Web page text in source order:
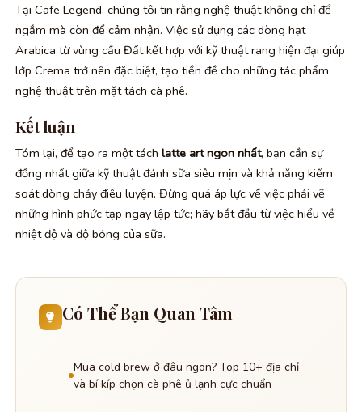
Tại Cafe Legend, chúng tôi tin rằng nghệ thuật không chỉ để
ngắm mà còn để cảm nhận. Việc sử dụng các dòng hạt
Arabica từ vùng cầu Đất kết hợp với kỹ thuật rang hiện đại giúp
lớp Crema trở nên đặc biệt, tạo tiền đề cho những tác phẩm
nghệ thuật trên mặt tách cà phê.
Kết luận
Tóm lại, để tạo ra một tách latte art ngon nhất, bạn cần sự
đồng nhất giữa kỹ thuật đánh sữa siêu mịn và khả năng kiểm
soát dòng chảy điêu luyện. Đừng quá áp lực về việc phải vẽ
những hình phức tạp ngay lập tức; hãy bắt đầu từ việc hiểu về
nhiệt độ và độ bóng của sữa.
Có Thể Bạn Quan Tâm
Mua cold brew ở đâu ngon? Top 10+ địa chỉ
và bí kíp chọn cà phê ủ lạnh cực chuẩn